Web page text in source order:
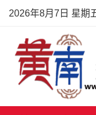
2026年8月7日 星期